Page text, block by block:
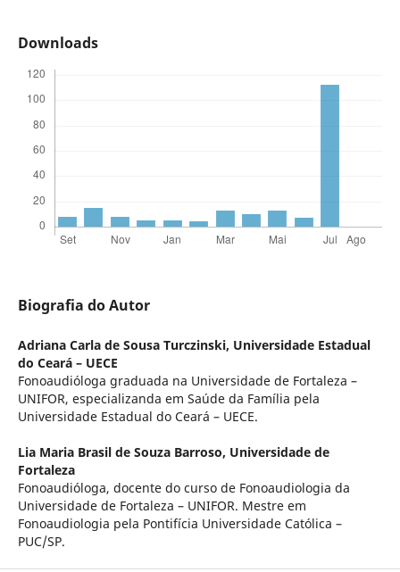
Downloads
Biografia do Autor
Adriana Carla de Sousa Turczinski, Universidade Estadual
do Ceará – UECE
Fonoaudióloga graduada na Universidade de Fortaleza –
UNIFOR, especializanda em Saúde da Família pela
Universidade Estadual do Ceará – UECE.
Lia Maria Brasil de Souza Barroso, Universidade de
Fortaleza
Fonoaudióloga, docente do curso de Fonoaudiologia da
Universidade de Fortaleza – UNIFOR. Mestre em
Fonoaudiologia pela Pontifícia Universidade Católica –
PUC/SP.